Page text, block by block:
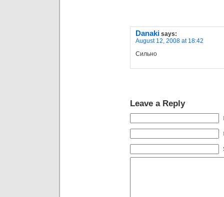
Danaki says:
August 12, 2008 at 18:42
Сильно
Leave a Reply